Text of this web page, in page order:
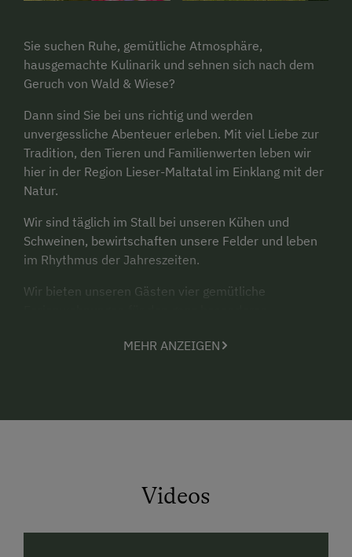
Sie suchen Ruhe, gemütliche Atmosphäre,
hausgemachte Kulinarik und sehnen sich nach dem
Geruch von Wald & Wiese?
Dann sind Sie bei uns richtig und werden
unvergessliche Abenteuer erleben. Mit viel Liebe zur
Tradition, den Tieren und Familienwerten leben wir
hier in der Region Lieser-Maltatal im Einklang mit der
Natur.
Wir sind täglich im Stall bei unseren Kühen und
Schweinen, bewirtschaften unsere Felder und leben
im Rhythmus der Jahreszeiten.
Wir bieten unseren Gästen vier gemütliche
ein guter Ausgangspunkt für zahlreiche Aktivitäten in
MEHR ANZEIGEN
Videos